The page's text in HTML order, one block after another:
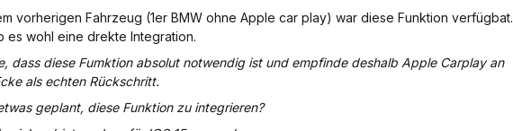
vorherigen Fahrzeug (1er BMW ohne Apple car play) war diese Funktion verfügbat.
es wohl eine drekte Integration.
dass diese Fumktion absolut notwendig ist und empfinde deshalb Apple Carplay an
als echten Rückschritt.
geplant, diese Funktion zu integrieren?